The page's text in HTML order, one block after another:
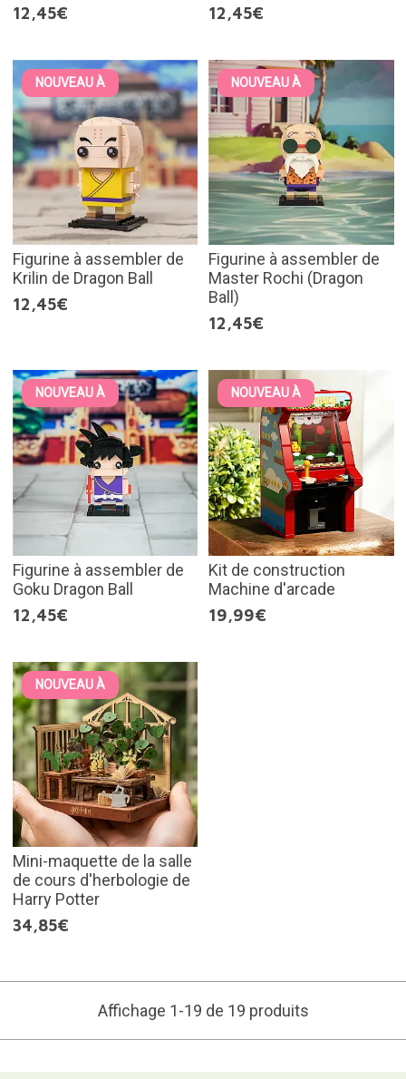
12,45€ 12,45€
NOUVEAU À
Figurine à assembler de
Krilin de Dragon Ball
12,45€
NOUVEAU À
Figurine à assembler de
Master Rochi (Dragon
Ball)
12,45€
NOUVEAU À
Figurine à assembler de
Goku Dragon Ball
12,45€
NOUVEAU À
Kit de construction
Machine d'arcade
19,99€
NOUVEAU À
Mini-maquette de la salle
de cours d'herbologie de
Harry Potter
34,85€
Affichage 1-19 de 19 produits